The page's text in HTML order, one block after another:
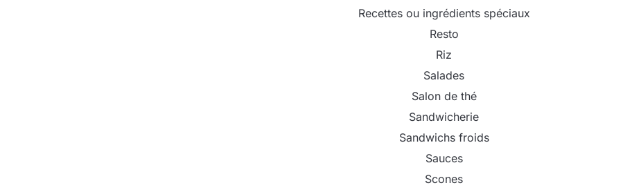
Recettes ou ingrédients spéciaux
Resto
Riz
Salades
Salon de thé
Sandwicherie
Sandwichs froids
Sauces
Scones